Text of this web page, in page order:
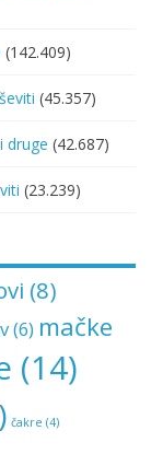
(142.409)
(45.357)
druge (42.687)
(23.239)
(8)
(6) mačke
(14)
čakre (4)